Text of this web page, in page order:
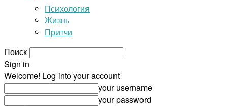
Психология
Жизнь
Притчи
Поиск
Sign in
Welcome! Log into your account
your username
your password